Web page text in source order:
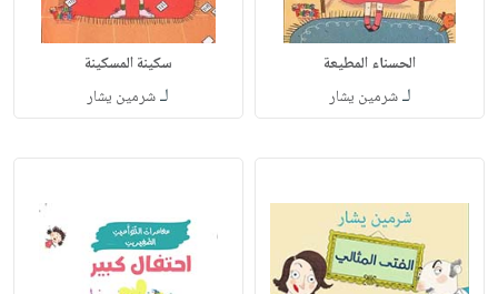
الحسناء المطيعة
لـشرمين يشار
سكينة المسكينة
لـشرمين يشار